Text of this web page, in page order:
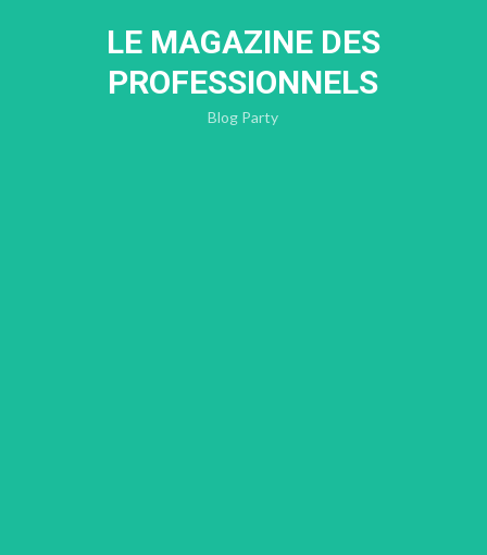
content
LE MAGAZINE DES
PROFESSIONNELS
Blog Party